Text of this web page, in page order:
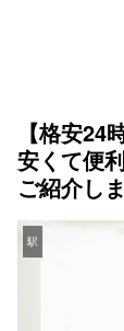
【格安24
安くて便
ご紹介し
駅